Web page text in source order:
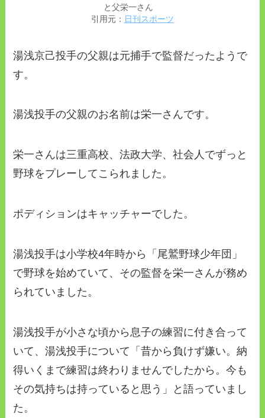
と父栄一さん
引用元： 日刊スポーツ
湯浅京己投手の父親は元捕手で監督だったようで
す。
湯浅投手の父親のお名前は栄一さんです。
栄一さんは三重高校、法政大学、社会人でずっと
野球をプレーしてこられました。
ポディションはキャッチャーでした。
湯浅投手は小学校4年時から「尾鷲野球少年団」
で野球を始めていて、その監督を栄一さんが務め
られていました。
湯浅投手が小さな頃から息子の練習に付き合って
いて、湯浅投手について「昔から負けず嫌い。納
得いくまで練習は終わりませんでしたから。今も
その気持ちは持っていると思う」と語っていまし
た。